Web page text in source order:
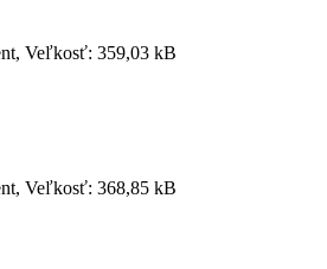
Veľkosť: 359,03 kB
Veľkosť: 368,85 kB